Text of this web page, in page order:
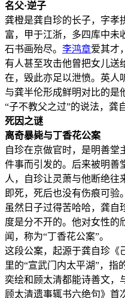
名父·逆子
龚橙是龚自珍的长子，字孝
富，甲于江浙，多四库中未
石书画殆尽。 李鸿章爱其才
有人甚至攻击他曾把女儿送
在，毁此亦足以泄愤。英人
与龚半伦形成鲜明对比的是
“子不教父之过”的说法，龚
死因之谜
离奇暴毙与丁香花公案
自珍在京做官时，是明善堂
件事而引发的。后来被明善
人，自珍让灵萧与他断绝往
即死，死后也没有伤痕可验
虽然日子过得苦哈哈，龚自
度是分不开的。他对女性的
闻，称为“丁香花公案”。
这段公案，起源于龚自珍《
里的“宣武门内太平湖”，指
奕绘和顾太清都能诗善文，
顾太清遗事辄书六绝句》首